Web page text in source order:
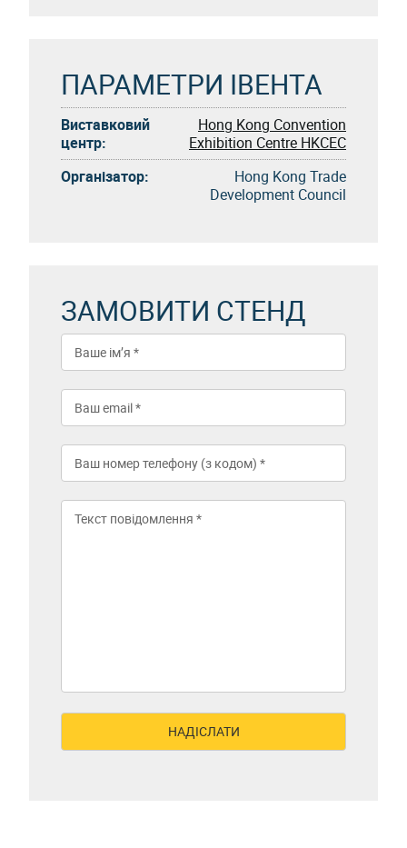
ПАРАМЕТРИ ІВЕНТА
Виставковий
центр:
Hong Kong Convention
Exhibition Centre HKCEC
Організатор:
Hong Kong Trade
Development Council
ЗАМОВИТИ СТЕНД